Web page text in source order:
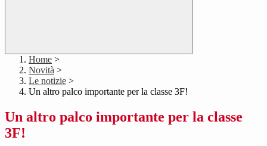
Home >
Novità >
Le notizie >
Un altro palco importante per la classe 3F!
Un altro palco importante per la classe
3F!